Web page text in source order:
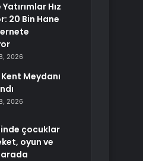
Hız
20 Bin Hane
2026
Meydanı
2026
çocuklar
oyun ve